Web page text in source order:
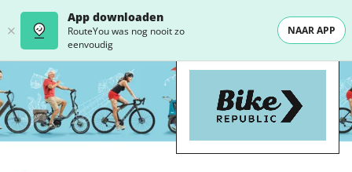
App downloaden
RouteYou was nog nooit zo
eenvoudig
NAAR APP